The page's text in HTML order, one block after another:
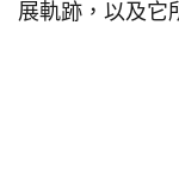
展軌跡，以及它